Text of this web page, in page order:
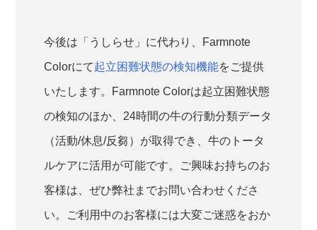
今後は「うしらせ」に代わり、Farmnote
Colorにて起立困難状態の検知機能をご提供
いたします。Farmnote Colorは起立困難状態
の検知のほか、24時間の牛の行動分類データ
（活動/休息/反芻）が取得でき、牛のトータ
ルケアに活用が可能です。ご興味お持ちのお
客様は、ぜひ弊社までお問い合わせくださ
い。ご利用中のお客様には大変ご迷惑をおか